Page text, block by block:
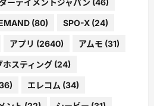
(80) SPO-X (24)
アプリ (2640) アムモ (31)
ホスティング (24)
エレコム (34)